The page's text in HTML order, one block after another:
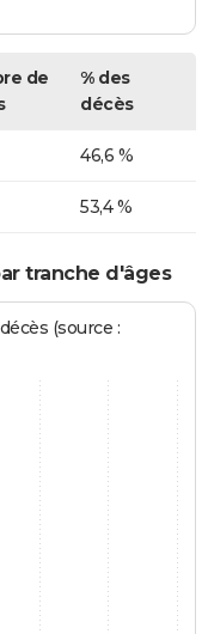
de
% des
décès
46,6 %
53,4 %
tranche d'âges
(source :